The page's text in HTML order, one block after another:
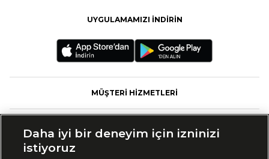
UYGULAMAMIZI İNDİRİN
MÜŞTERİ HİZMETLERİ
Daha iyi bir deneyim için izninizi
istiyoruz